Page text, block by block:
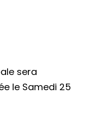
sera
le Samedi 25